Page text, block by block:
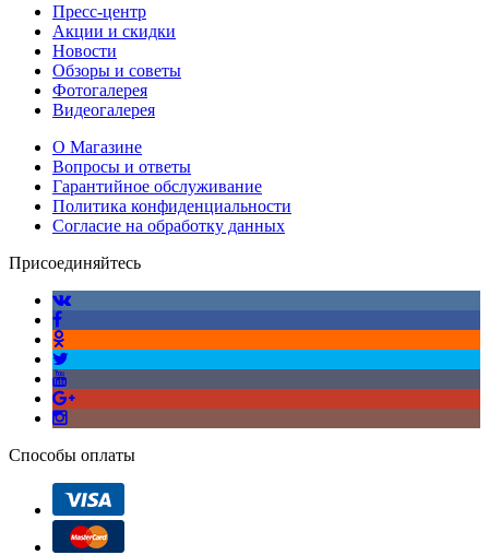
Пресс-центр
Акции и скидки
Новости
Обзоры и советы
Фотогалерея
Видеогалерея
О Магазине
Вопросы и ответы
Гарантийное обслуживание
Политика конфиденциальности
Согласие на обработку данных
Присоединяйтесь
Способы оплаты